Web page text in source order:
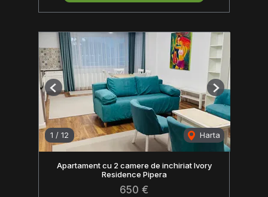
1 / 12 Harta
Previous Next
Apartament cu 2 camere de inchiriat Ivory
Residence Pipera
650 €